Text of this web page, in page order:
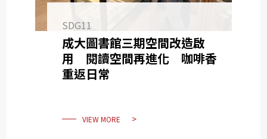
SDG11
成大圖書館三期空間改造啟
用 閱讀空間再進化 咖啡香
重返日常
VIEW MORE